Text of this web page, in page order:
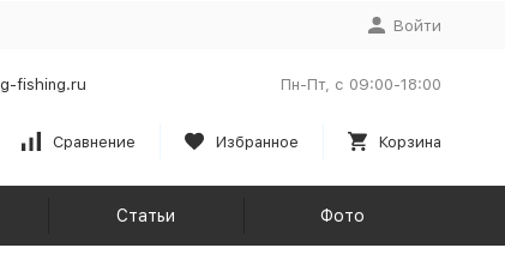
Войти
fishing.ru Пн-Пт, с 09:00-18:00
Сравнение Избранное Корзина
Статьи Фото